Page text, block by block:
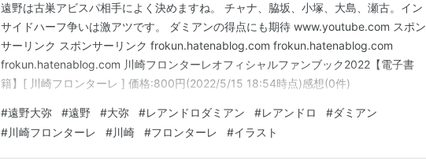
遠野は古巣アビスパ相手によく決めますね。 チャナ、脇坂、小塚、大島、瀬古。イン
サイドハーフ争いは激アツです。 ダミアンの得点にも期待 www.youtube.com スポン
サーリンク スポンサーリンク frokun.hatenablog.com frokun.hatenablog.com
frokun.hatenablog.com 川崎フロンターレオフィシャルファンブック2022【電子書
籍】[ 川崎フロンターレ ] 価格:800円(2022/5/15 18:54時点)感想(0件)
#遠野大弥 #遠野 #大弥 #レアンドロダミアン #レアンドロ #ダミアン
#川崎フロンターレ #川崎 #フロンターレ #イラスト